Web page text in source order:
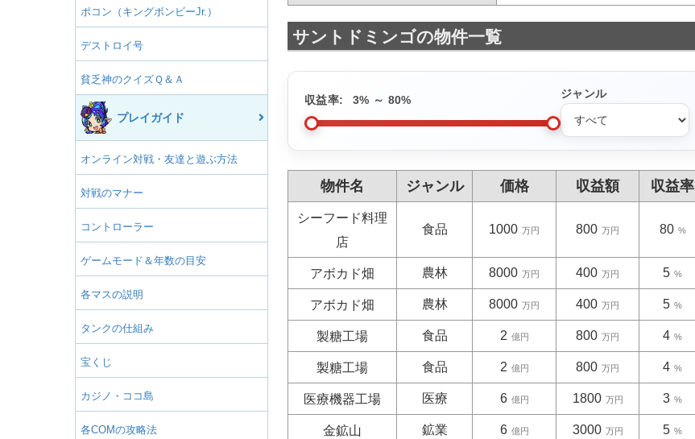
ポコン（キングボンビーJr.）
デストロイ号
貧乏神のクイズＱ＆Ａ
プレイガイド
オンライン対戦・友達と遊ぶ方法
対戦のマナー
コントローラー
ゲームモード＆年数の目安
各マスの説明
タンクの仕組み
宝くじ
カジノ・ココ島
各COMの攻略法
サントドミンゴの物件一覧
収益率: 3% ～ 80%
ジャンル
物件名 ジャンル 価格 収益額 収益率
シーフード料理
店
食品 1000 万円 800 万円 80 %
アボカド畑 農林 8000 万円 400 万円 5 %
アボカド畑 農林 8000 万円 400 万円 5 %
製糖工場 食品 2 億円 800 万円 4 %
製糖工場 食品 2 億円 800 万円 4 %
医療機器工場 医療 6 億円 1800 万円 3 %
金鉱山 鉱業 6 億円 3000 万円 5 %